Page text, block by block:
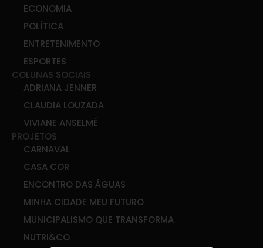
ECONOMIA
POLÍTICA
ENTRETENIMENTO
ESPORTES
COLUNAS SOCIAIS
ADRIANA JENNER
CLAUDIA LOUZADA
VIVIANE ANSELMÉ
PROJETOS
CARNAVAL
CASA COR
ENCONTRO DAS ÁGUAS
MINHA CIDADE MEU FUTURO
MUNICIPALISMO QUE TRANSFORMA
NUTRI&CO